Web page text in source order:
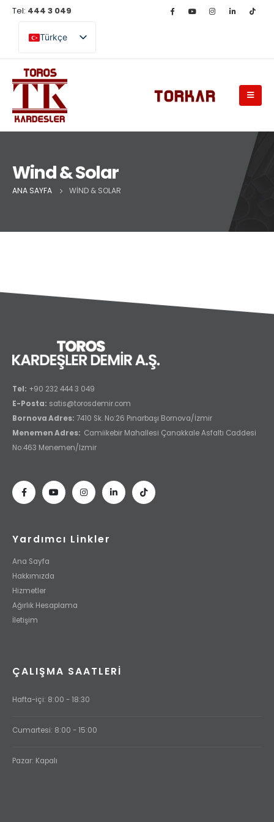
Tel: 444 3 049
Türkçe
English (UK)
Wind & Solar
ANA SAYFA WIND & SOLAR
Tel: +90 232 444 3 049
E-Posta: satis@torosdemir.com
Bornova Adres: 7410 Sk. No:26 Pınarbaşı Bornova/İzmir
Menemen Adres: Camiikebir Mahallesi Çanakkale Asfaltı Caddesi
No:463 Menemen/Izmir
Yardımcı Linkler
Ana Sayfa
Hakkımızda
Hizmetler
Ağırlık Hesaplama
İletişim
ÇALIŞMA SAATLERI
Hafta-içi: 8:00 - 18:30
Cumartesi: 8:00 - 15:00
Pazar: Kapalı